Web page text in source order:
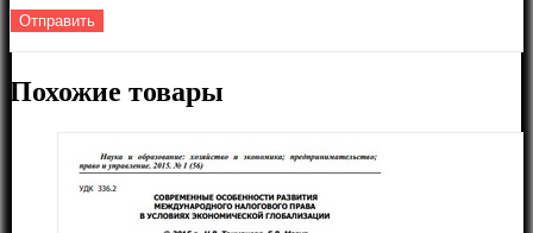
Похожие товары